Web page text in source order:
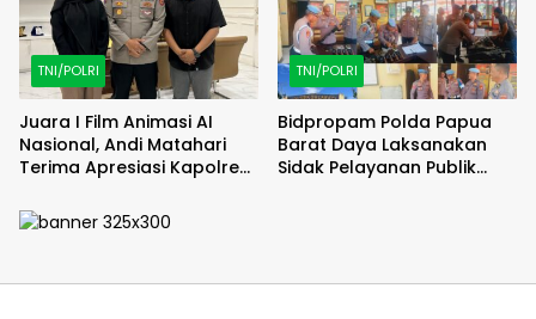
TNI/POLRI
Juara I Film Animasi AI
Nasional, Andi Matahari
Terima Apresiasi Kapolres
TNI/POLRI
Bidpropam Polda Papua
Barat Daya Laksanakan
Sidak Pelayanan Publik